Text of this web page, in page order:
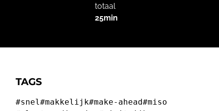
totaal
25min
TAGS
#snel#makkelijk#make-ahead#miso